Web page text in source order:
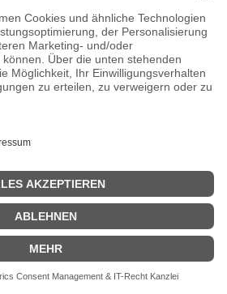
- Auto-Netzteil
Netzteil - 12 - 16 V - 22 Watt - für
MwSt. (Brutto)